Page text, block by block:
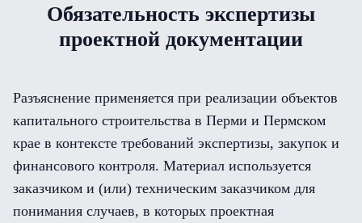
Обязательность экспертизы
проектной документации
Разъяснение применяется при реализации объектов
капитального строительства в Перми и Пермском
крае в контексте требований экспертизы, закупок и
финансового контроля. Материал используется
заказчиком и (или) техническим заказчиком для
понимания случаев, в которых проектная